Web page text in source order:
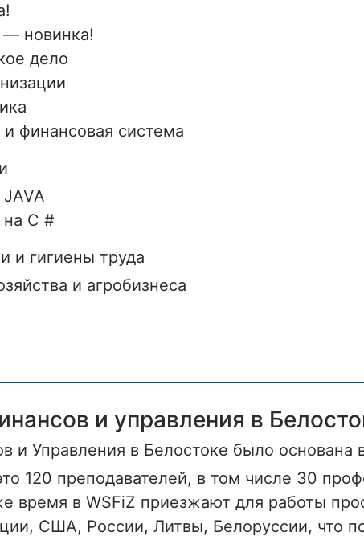
— новинка!
дело
и финансовая система
C #
и гигиены труда
и агробизнеса
и управления в
и Управления в Белостоке было основана
120 преподавателей, в том числе 30
время в WSFiZ приезжают для работы
США, России, Литвы, Белоруссии, что